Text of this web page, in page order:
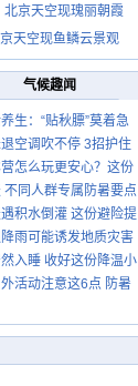
北京天空现瑰丽朝霞
天空现鱼鳞云景观
气候趣闻
生：“贴秋膘”莫着急
防燥
空调吹不停 3招护住
痛
怎么玩更安心？这份
好
不同人群专属防暑要点
积水倒灌 这份避险提
雨可能诱发地质灾害
要知道
入睡 收好这份降温小
活动注意这6点 防暑